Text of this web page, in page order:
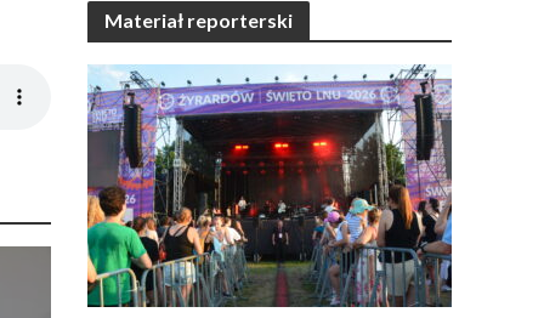
Materiał reporterski